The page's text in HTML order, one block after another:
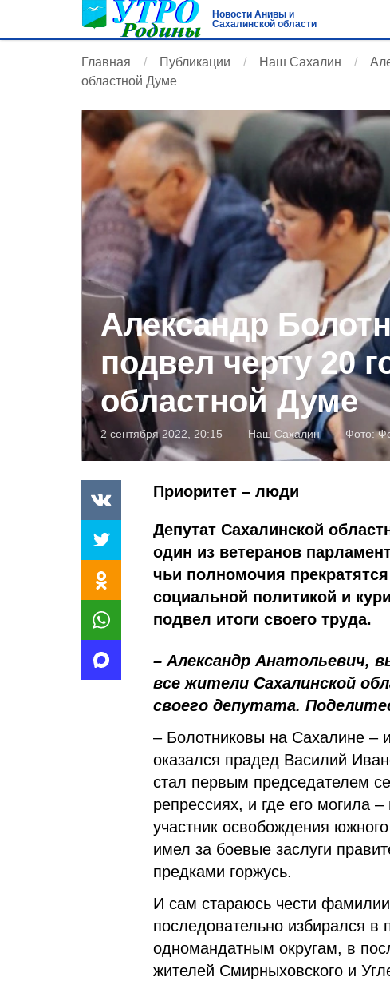
Новости Анивы и
Сахалинской области
Главная Публикации Наш Сахалин
областной Думе
Александр
подвел черту 20
областной Думе
2 сентября 2022, 20:15 Наш Сахалин Фото:
Приоритет – люди
Депутат Сахалинской
один из ветеранов
чьи полномочия
социальной политикой и
подвел итоги своего труда.
– Александр Анатольевич,
все жители Сахалинской
своего депутата.
– Болотниковы на Сахалине –
оказался прадед Василий
стал первым председателем
репрессиях, и где его могила
участник освобождения
имел за боевые заслуги
предками горжусь.
И сам стараюсь чести
последовательно избирался
одномандатным округам, в
жителей Смирныховского и